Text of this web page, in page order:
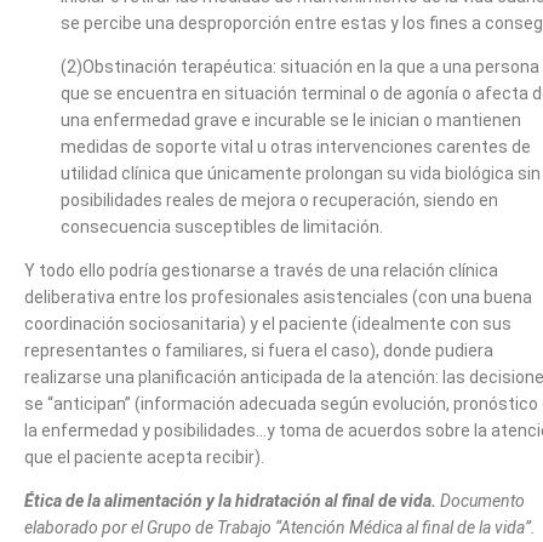
se percibe una desproporción entre estas y los fines a
(2)Obstinación terapéutica: situación en la que a una persona
que se encuentra en situación terminal o de agonía o afecta
una enfermedad grave e incurable se le inician o mantienen
medidas de soporte vital u otras intervenciones carentes de
utilidad clínica que únicamente prolongan su vida biológica sin
posibilidades reales de mejora o recuperación, siendo en
consecuencia susceptibles de limitación.
Y todo ello podría gestionarse a través de una relación clínica
deliberativa entre los profesionales asistenciales (con una buena
coordinación sociosanitaria) y el paciente (idealmente con sus
representantes o familiares, si fuera el caso), donde pudiera
realizarse una planificación anticipada de la atención: las
se “anticipan” (información adecuada según evolución, pronóstico
la enfermedad y posibilidades…y toma de acuerdos sobre la
que el paciente acepta recibir).
Ética de la alimentación y la hidratación al final de vida. Documento
elaborado por el Grupo de Trabajo “Atención Médica al final de la vida”.